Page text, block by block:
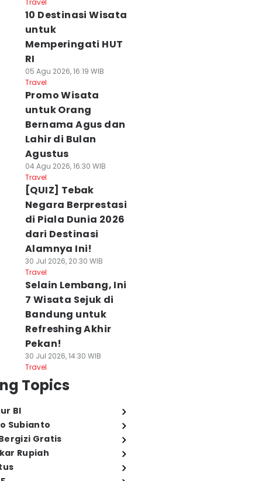
Travel
10 Destinasi Wisata
untuk
Memperingati HUT
RI
05 Agu 2026, 16:19 WIB
Travel
Promo Wisata
untuk Orang
Bernama Agus dan
Lahir di Bulan
Agustus
04 Agu 2026, 16:30 WIB
Travel
[QUIZ] Tebak
Negara Berprestasi
di Piala Dunia 2026
dari Destinasi
Alamnya Ini!
30 Jul 2026, 20:30 WIB
Travel
Selain Lembang, Ini
7 Wisata Sejuk di
Bandung untuk
Refreshing Akhir
Pekan!
30 Jul 2026, 14:30 WIB
Travel
Topics
BI
Subianto
Gratis
Rupiah